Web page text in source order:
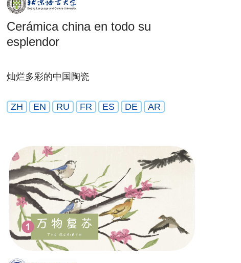
Cerámica china en todo su
esplendor
灿烂多彩的中国陶瓷
ZH EN RU FR ES DE AR